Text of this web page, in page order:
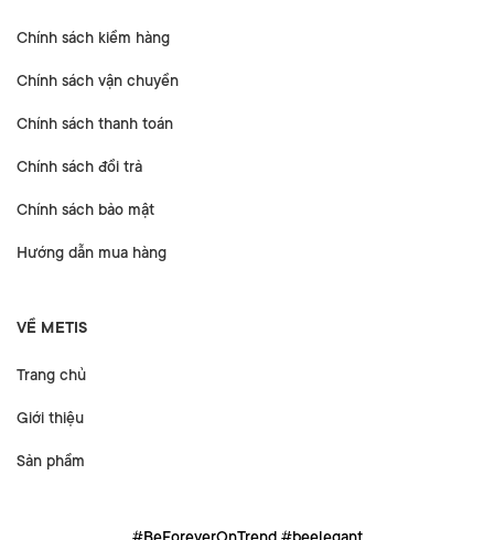
Chính sách kiểm hàng
Chính sách vận chuyển
Chính sách thanh toán
Chính sách đổi trả
Chính sách bảo mật
Hướng dẫn mua hàng
VỀ METIS
Trang chủ
Giới thiệu
Sản phẩm